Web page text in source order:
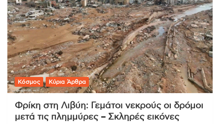
Κόσμος Κύρια Άρθρα
Φρίκη στη Λιβύη: Γεμάτοι νεκρούς οι δρόμοι
μετά τις πλημμύρες – Σκληρές εικόνες